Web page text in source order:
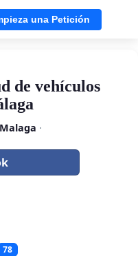
una Petición
de vehículos
·
78